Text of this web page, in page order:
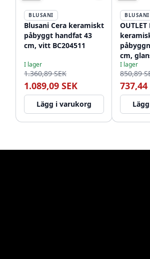
BLUSANI
Blusani Cera keramiskt
påbyggt handfat 43
cm, vitt BC204511
I lager
1.360,89 SEK
1.089,09 SEK
Lägg i varukorg
BLUSANI
cm,
I lager
850,89
737,44